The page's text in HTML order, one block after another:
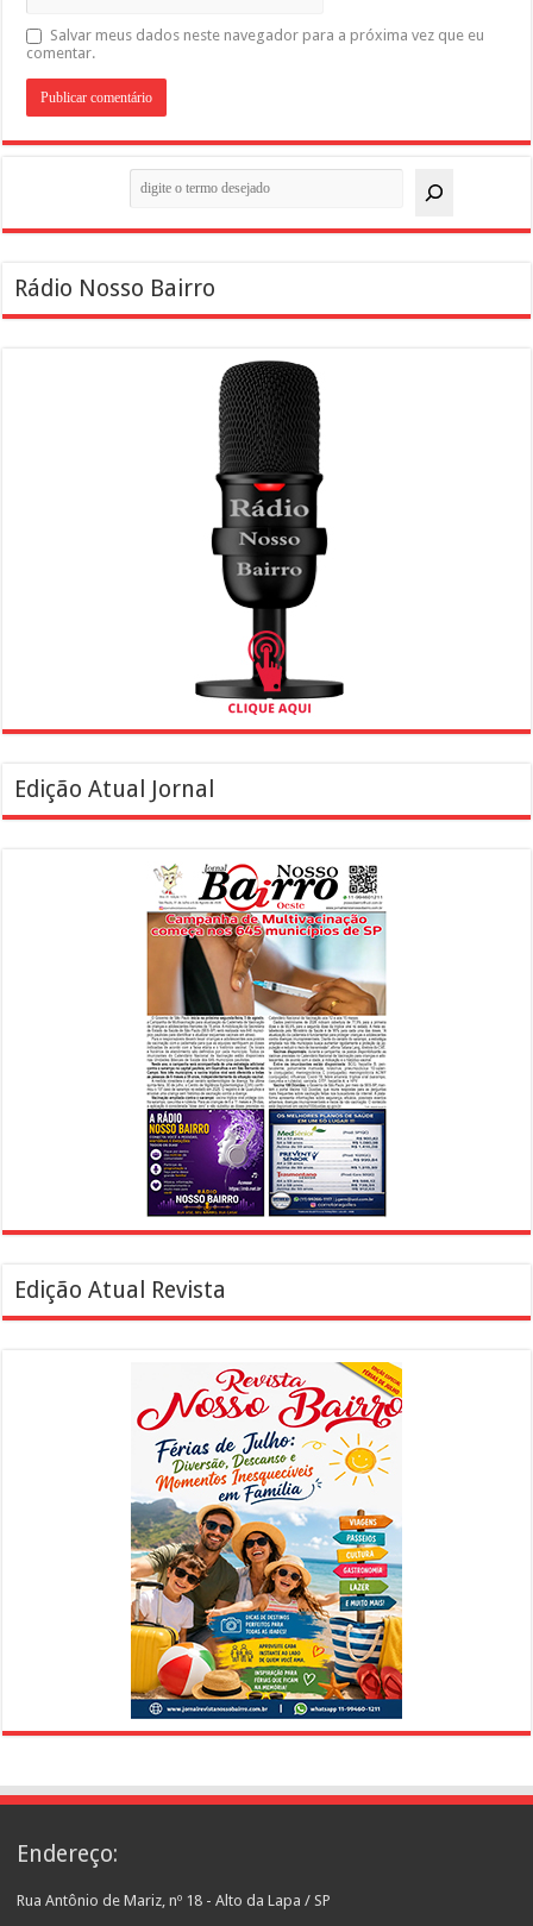
Salvar meus dados neste navegador para a próxima vez que eu
comentar.
Rádio Nosso Bairro
Edição Atual Jornal
Edição Atual Revista
Endereço:
Rua Antônio de Mariz, nº 18 - Alto da Lapa / SP